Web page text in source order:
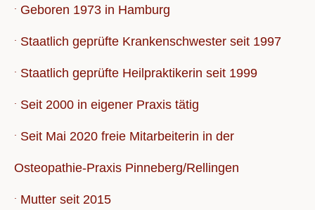
. Geboren 1973 in Hamburg
. Staatlich geprüfte Krankenschwester seit 1997
. Staatlich geprüfte Heilpraktikerin seit 1999
. Seit 2000 in eigener Praxis tätig
. Seit Mai 2020 freie Mitarbeiterin in der
Osteopathie-Praxis Pinneberg/Rellingen
. Mutter seit 2015